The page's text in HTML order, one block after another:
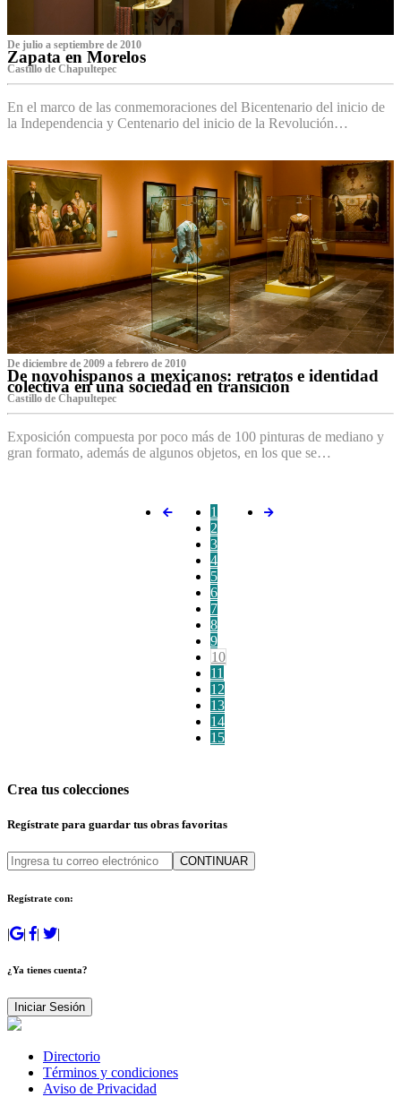
De julio a septiembre de 2010
Zapata en Morelos
Castillo de Chapultepec
En el marco de las conmemoraciones del Bicentenario del inicio de
la Independencia y Centenario del inicio de la Revolución…
De diciembre de 2009 a febrero de 2010
De novohispanos a mexicanos: retratos e identidad
colectiva en una sociedad en transición
Castillo de Chapultepec
Exposición compuesta por poco más de 100 pinturas de mediano y
gran formato, además de algunos objetos, en los que se…
1
2
3
4
5
6
7
8
9
10
11
12
13
14
15
Crea tus colecciones
Regístrate para guardar tus obras favoritas
CONTINUAR
Regístrate con:
| | | |
¿Ya tienes cuenta?
Iniciar Sesión
Directorio
Términos y condiciones
Aviso de Privacidad